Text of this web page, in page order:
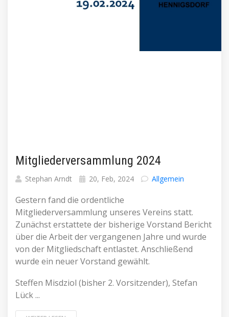
Mitgliederversammlung 2024
Stephan Arndt 20, Feb, 2024 Allgemein
Gestern fand die ordentliche
Mitgliederversammlung unseres Vereins statt.
Zunächst erstattete der bisherige Vorstand Bericht
über die Arbeit der vergangenen Jahre und wurde
von der Mitgliedschaft entlastet. Anschließend
wurde ein neuer Vorstand gewählt.
Steffen Misdziol (bisher 2. Vorsitzender), Stefan
Lück ...